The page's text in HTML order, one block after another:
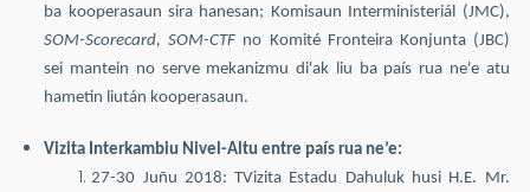
ba kooperasaun sira hanesan; Komisaun Interministeriál (JMC),
SOM-Scorecard, SOM-CTFno Komité Fronteira Konjunta (JBC)
sei mantein no serve mekanizmu di'ak liu ba país rua ne'e atu
hametin liután kooperasaun.
Vizita Interkambiu Nivel-Altu entre país rua ne’e:
27-30 Juñu 2018: TVizita Estadu Dahuluk husi H.E. Mr.